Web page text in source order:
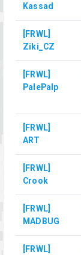
Kassad
[FRWL]
Ziki_CZ
[FRWL]
PalePalp
[FRWL]
ART
[FRWL]
Crook
[FRWL]
MADBUG
[FRWL]